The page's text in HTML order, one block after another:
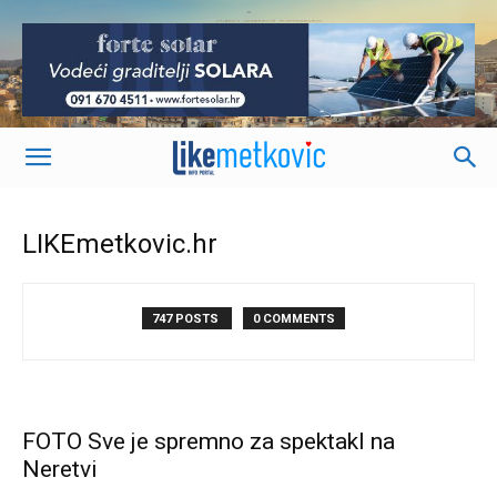
-
LIKEmetkovic.hr
747 POSTS 0 COMMENTS
FOTO Sve je spremno za spektakl na
Neretvi